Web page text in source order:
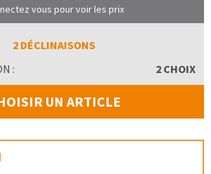
vous pour voir les prix
2 DÉCLINAISONS
:
2 CHOIX
UN ARTICLE